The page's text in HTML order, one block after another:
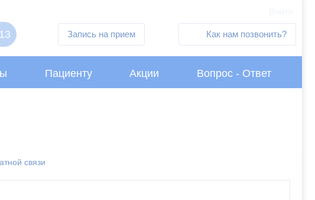
Запись на прием Как нам позвонить?
Пациенту Акции Вопрос - Ответ
связи